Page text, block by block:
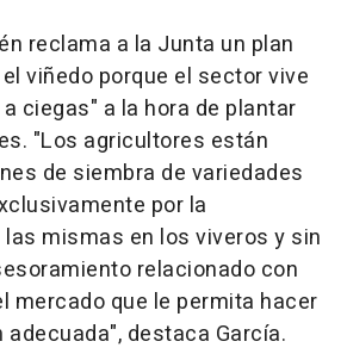
reclama a la Junta un plan
viñedo porque el sector vive
ciegas" a la hora de plantar
"Los agricultores están
de siembra de variedades
por la
mismas en los viveros y sin
relacionado con
mercado que le permita hacer
destaca García.